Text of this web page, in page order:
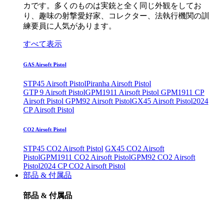
カです。多くのものは実銃と全く同じ外観をしてお
り、趣味の射撃愛好家、コレクター、法執行機関の訓
練要員に人気があります。
すべて表示
GAS Airsoft Pistol
STP45 Airsoft PistolPiranha Airsoft Pistol
GTP 9 Airsoft PistolGPM1911 Airsoft Pistol GPM1911 CP
Airsoft Pistol GPM92 Airsoft PistolGX45 Airsoft Pistol2024
CP Airsoft Pistol
CO2 Airsoft Pistol
STP45 CO2 Airsoft Pistol GX45 CO2 Airsoft
PistolGPM1911 CO2 Airsoft PistolGPM92 CO2 Airsoft
Pistol2024 CP CO2 Airsoft Pistol
部品 & 付属品
部品 & 付属品